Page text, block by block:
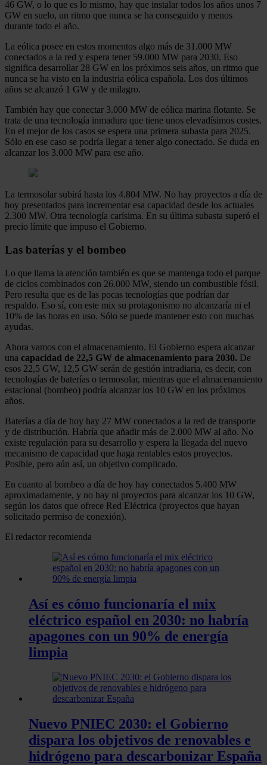
46 GW, o lo que es lo mismo, hay que instalar todos los años unos 7
GW en suelo, un ritmo que nunca se ha conseguido y menos
durante todo el año.
La eólica posee en estos momentos algo más de 31.000 MW
conectados a la red y espera tener 59.000 MW para 2030. Eso
significa desarrollar 28 GW en los próximos seis años, un ritmo que
nunca se ha visto en la industria eólica española. Los dos últimos
años se alcanzó 1 GW y de milagro.
También hay que conectar 3.000 MW de eólica marina flotante. Se
trata de una tecnología inmadura que tiene unos elevadísimos costes.
En el mejor de los casos se espera una primera subasta para 2025.
Sólo en ese caso se podría llegar a tener algo conectado. Se duda en
alcanzar los 3.000 MW para ese año.
La termosolar subirá hasta los 4.804 MW. No hay proyectos a día de
hoy presentados para incrementar esa capacidad desde los actuales
2.300 MW. Otra tecnología carísima. En su última subasta superó el
precio límite que impuso el Gobierno.
Las baterías y el bombeo
Lo que llama la atención también es que se mantenga todo el parque
de ciclos combinados con 26.000 MW, siendo un combustible fósil.
Pero resulta que es de las pocas tecnologías que podrían dar
respaldo. Eso sí, con este mix su protagonismo no alcanzaría ni el
10% de las horas en uso. Sólo se puede mantener esto con muchas
ayudas.
Ahora vamos con el almacenamiento. El Gobierno espera alcanzar
una capacidad de 22,5 GW de almacenamiento para 2030. De
esos 22,5 GW, 12,5 GW serán de gestión intradiaria, es decir, con
tecnologías de baterías o termosolar, mientras que el almacenamiento
estacional (bombeo) podría alcanzar los 10 GW en los próximos
años.
Baterías a día de hoy hay 27 MW conectados a la red de transporte
y de distribución. Habría que añadir más de 2.000 MW al año. No
existe regulación para su desarrollo y espera la llegada del nuevo
mecanismo de capacidad que haga rentables estos proyectos.
Posible, pero aún así, un objetivo complicado.
En cuanto al bombeo a día de hoy hay conectados 5.400 MW
aproximadamente, y no hay ni proyectos para alcanzar los 10 GW,
según los datos que ofrece Red Eléctrica (proyectos que hayan
solicitado permiso de conexión).
El redactor recomienda
Así es cómo funcionaría el mix
eléctrico español en 2030: no habría
apagones con un 90% de energía
limpia
Nuevo PNIEC 2030: el Gobierno
dispara los objetivos de renovables e
hidrógeno para descarbonizar España